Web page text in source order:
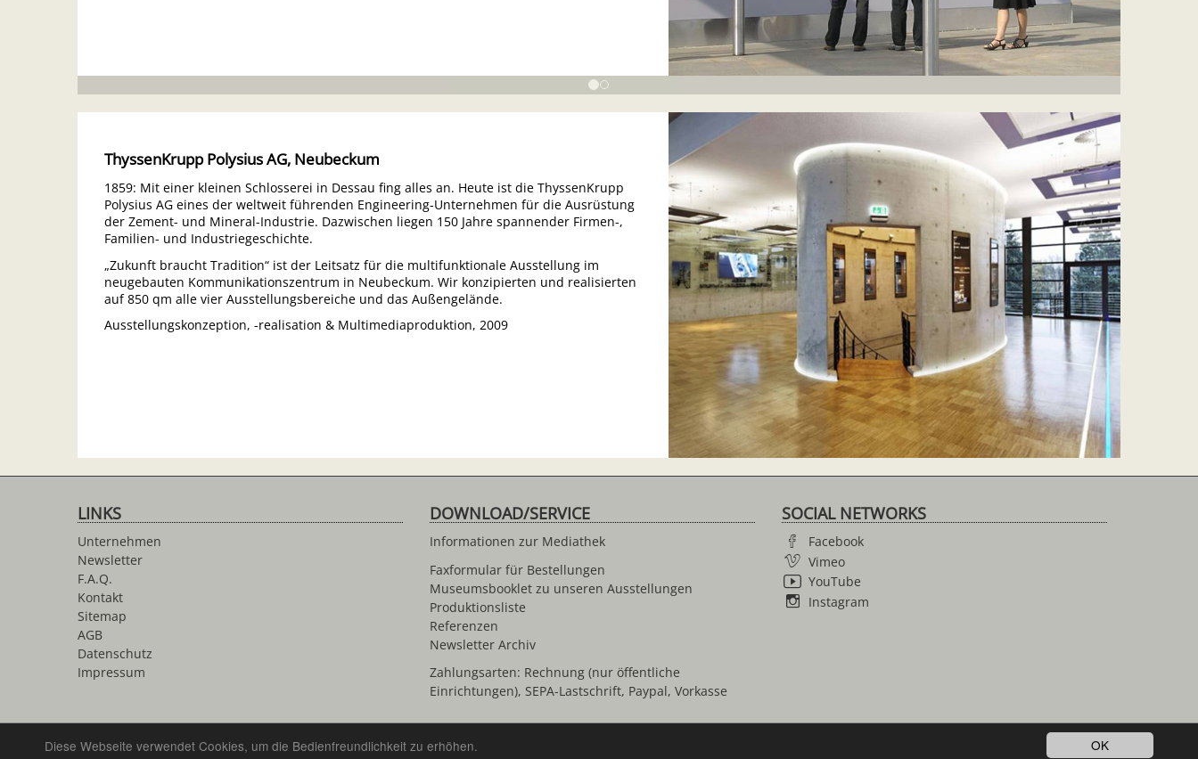
OK
Diese Webseite verwendet Cookies, um die Bedienfreundlichkeit zu erhöhen.
ThyssenKrupp Polysius AG, Neubeckum
1859: Mit einer kleinen Schlosserei in Dessau fing alles an. Heute ist die ThyssenKrupp
Polysius AG eines der weltweit führenden Engineering-Unternehmen für die Ausrüstung
der Zement- und Mineral-Industrie. Dazwischen liegen 150 Jahre spannender Firmen-,
Familien- und Industriegeschichte.
„Zukunft braucht Tradition“ ist der Leitsatz für die multifunktionale Ausstellung im
neugebauten Kommunikationszentrum in Neubeckum. Wir konzipierten und realisierten
auf 850 qm alle vier Ausstellungsbereiche und das Außengelände.
Ausstellungskonzeption, -realisation & Multimediaproduktion, 2009
LINKS
Unternehmen
Newsletter
F.A.Q.
Kontakt
Sitemap
AGB
Datenschutz
Impressum
DOWNLOAD/SERVICE
Informationen zur Mediathek
Faxformular für Bestellungen
Museumsbooklet zu unseren Ausstellungen
Produktionsliste
Referenzen
Newsletter Archiv
Zahlungsarten: Rechnung (nur öffentliche
Einrichtungen), SEPA-Lastschrift, Paypal, Vorkasse
SOCIAL NETWORKS
Facebook
Vimeo
YouTube
Instagram
© 2026 Anne Roerkohl dokumentARfilm GmbH